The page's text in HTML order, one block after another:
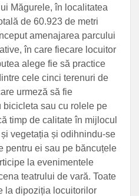
Măgurele, în localitatea
de 60.923 de metri
amenajarea parcului
în care fiecare locuitor
alege fie să practice
cele cinci terenuri de
urmeză să fie
bicicleta sau cu rolele pe
timp de calitate în mijlocul
vegetația și odihnindu-se
pentru ei sau pe băncuțele
la evenimentele
teatrului de vară. Toate
la dipoziția locuitorilor